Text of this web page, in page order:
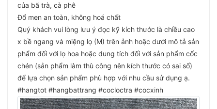
của bã trà, cà phê
Đổ men an toàn, không hoá chất
Quý khách vui lòng lưu ý đọc kỹ kích thước là chiều cao
x bề ngang và miệng lọ (M) trên ảnh hoặc dưới mô tả sản
phẩm đối với lọ hoa hoặc dung tích đối với sản phẩm cốc
chén (sản phẩm làm thù công nên kích thước có sai số)
để lựa chọn sản phẩm phù hợp với nhu cầu sử dụng ạ.
#hangtot #hangbattrang #cocloctra #cocxinh